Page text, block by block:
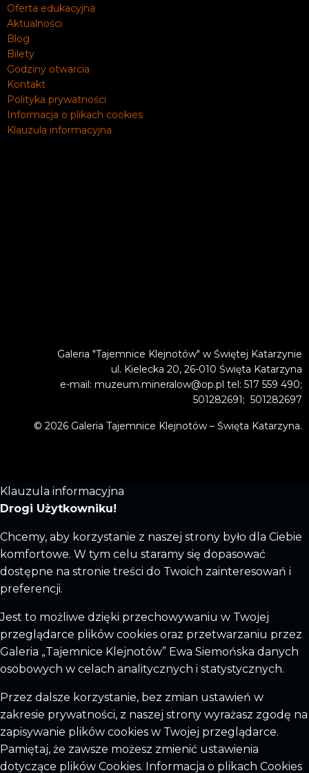
Oferta edukacyjna
Aktualności
Blog
Bilety
Godziny otwarcia
Kontakt
Polityka prywatności
Informacja o plikach cookies
Klauzula informacyjna
Galeria "Tajemnice Klejnotów" w Świętej Katarzynie
ul. Kielecka 20, 26-010 Święta Katarzyna
e-mail: muzeum.mineralow@op.pl tel: 517 559 490;
501282691; 501282697
© 2026 Galeria Tajemnice Klejnotów – Święta Katarzyna.
Klauzula informacyjna
Drogi Użytkowniku!
Chcemy, aby korzystanie z naszej strony było dla Ciebie
komfortowe. W tym celu staramy się dopasować
dostępne na stronie treści do Twoich zainteresowań i
preferencji.
Jest to możliwe dzięki przechowywaniu w Twojej
przeglądarce plików cookies oraz przetwarzaniu przez
Galeria „Tajemnice Klejnotów” Ewa Siemońska danych
osobowych w celach analitycznych i statystycznych.
Przez dalsze korzystanie, bez zmian ustawień w
zakresie prywatności, z naszej strony wyrażasz zgodę na
zapisywanie plików cookies w Twojej przeglądarce.
Pamiętaj, że zawsze możesz zmienić ustawienia
dotyczące plików Cookies. Informacja o plikach Cookies